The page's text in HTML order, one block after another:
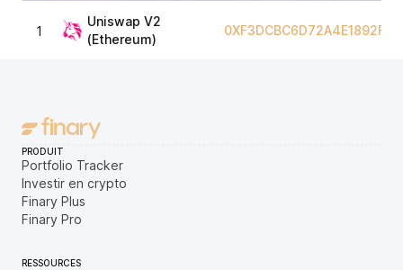
1
Uniswap V2
(Ethereum)
PRODUIT
Portfolio Tracker
Investir en crypto
Finary Plus
Finary Pro
RESSOURCES